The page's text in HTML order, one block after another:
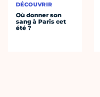
DÉCOUVRIR
Où donner son
sang à Paris cet
été ?